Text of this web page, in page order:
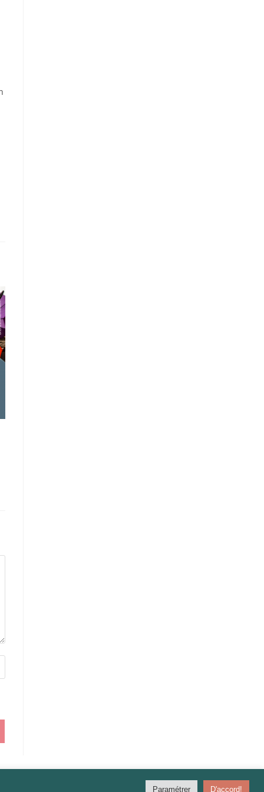
Paramétrer D'accord!